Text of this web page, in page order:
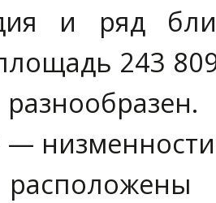
и ряд
243